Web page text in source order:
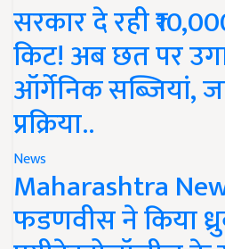
सरकार दे रही
किट! अब छत पर
ऑर्गेनिक सब्जियां,
प्रक्रिया..
News
Maharashtra
फडणवीस ने किया